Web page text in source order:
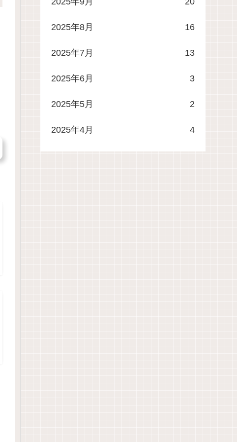
2025年8月 16
2025年7月 13
2025年6月 3
2025年5月 2
2025年4月 4